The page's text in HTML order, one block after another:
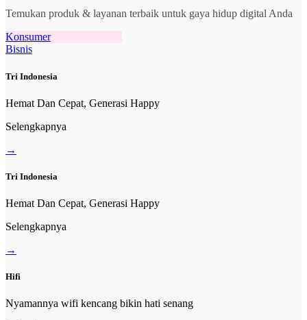
Temukan produk & layanan terbaik untuk gaya hidup digital Anda
Konsumer
Bisnis
Tri Indonesia
Hemat Dan Cepat, Generasi Happy
Selengkapnya
→
Tri Indonesia
Hemat Dan Cepat, Generasi Happy
Selengkapnya
→
Hifi
Nyamannya wifi kencang bikin hati senang